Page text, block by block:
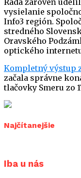
Rada zároveň
vysielanie
Info3 región.
stredného
Oravského
optického
Kompletný výstup
začala správne
tlačovky Smeru zo
Najčítanejšie
Iba u nás